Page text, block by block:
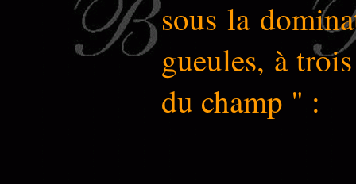
sous la
gueules, à
du champ " :